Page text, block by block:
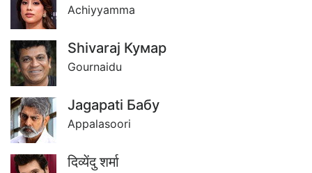
Achiyyamma
Shivaraj Кумар
Gournaidu
Jagapati Бабу
Appalasoori
दिव्येंदु शर्मा